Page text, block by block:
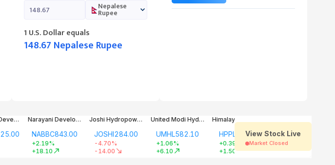
Nepalese
Rupee
1 U.S. Dollarequals
148.67 Nepalese Rupee